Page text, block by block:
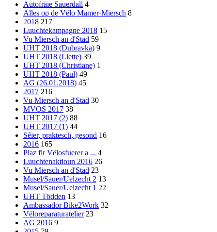
Autofräie Sauerdall 4
Alles op de Vëlo Mamer-Miersch 8
2018 217
Luuchtekampagne 2018 15
Vu Miersch an d'Stad 59
UHT 2018 (Dubravka) 9
UHT 2018 (Liette) 39
UHT 2018 (Christiane) 1
UHT 2018 (Paul) 49
AG (26.01.2018) 45
2017 216
Vu Miersch an d'Stad 30
MVOS 2017 38
UHT 2017 (2) 88
UHT 2017 (1) 44
Séier, praktesch, gesond 16
2016 165
Plaz fir Vëlosfuerer a ... 4
Luuchtenaktioun 2016 26
Vu Miersch an d'Stad 23
Musel/Sauer/Uelzecht 2 13
Musel/Sauer/Uelzecht 1 22
UHT Tödden 13
Ambassador Bike2Work 32
Vëloreparaturatelier 23
AG 2016 9